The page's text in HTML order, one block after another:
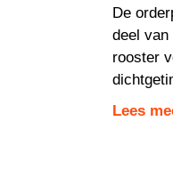
De
deel van
rooster
Lees